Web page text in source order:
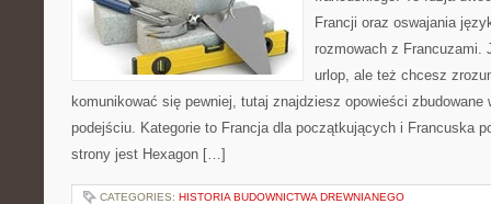
Francji oraz oswajania
rozmowach z Francuzami.
urlop, ale też chcesz
komunikować się pewniej, tutaj znajdziesz opowieści zbudowane
podejściu. Kategorie to Francja dla początkujących i Francuska
strony jest Hexagon […]
CATEGORIES: HISTORIA BUDOWNICTWA DREWNIANEGO